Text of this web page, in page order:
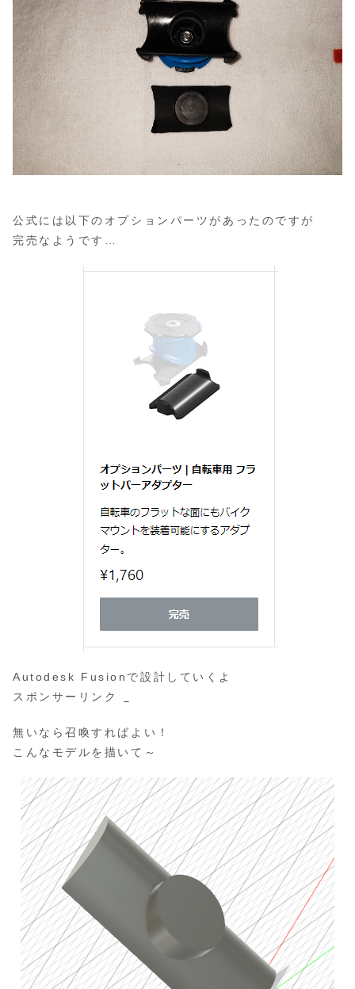
公式には以下のオプションパーツがあったのですが
完売なようです…
Autodesk Fusionで設計していくよ
スポンサーリンク
無いなら召喚すればよい！
こんなモデルを描いて～